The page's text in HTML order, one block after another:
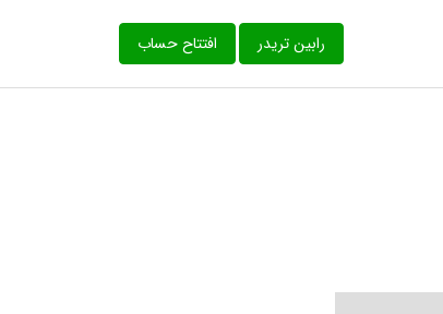
‌رابین تریدر افتتاح حساب